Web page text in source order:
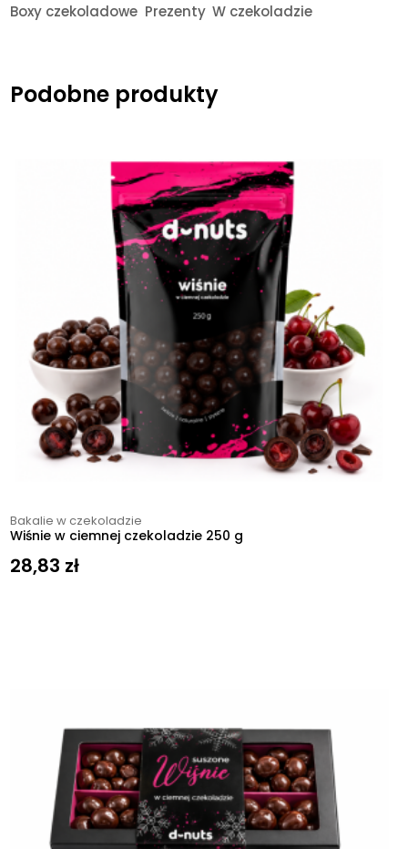
Boxy czekoladowe Prezenty W czekoladzie
Podobne produkty
Bakalie w czekoladzie
Wiśnie w ciemnej czekoladzie 250 g
28,83 zł